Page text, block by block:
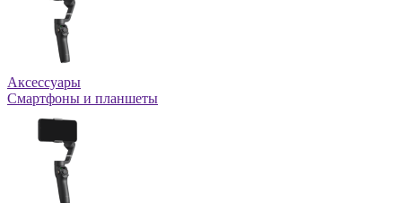
Аксессуары
Смартфоны и планшеты